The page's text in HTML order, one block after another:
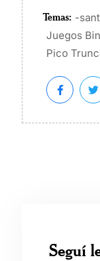
Temas: -
Juegos
Pico
Seguí